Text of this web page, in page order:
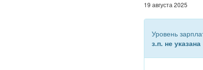
19 августа 2025
Уровень
з.п. не указана